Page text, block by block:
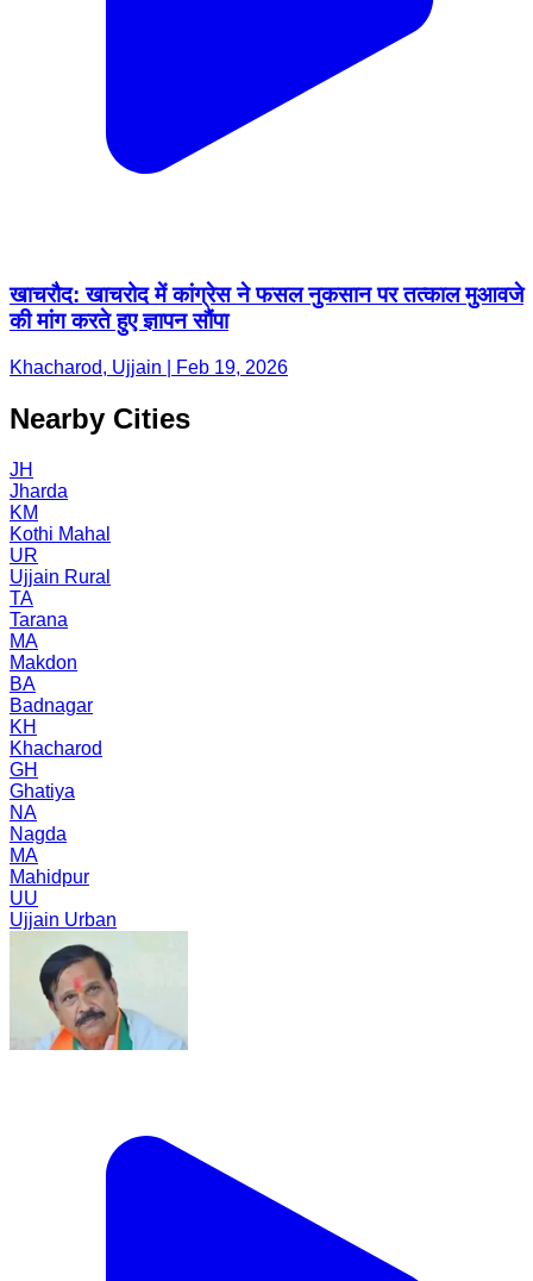
खाचरौद: खाचरोद में कांग्रेस ने फसल नुकसान पर तत्काल मुआवजे
की मांग करते हुए ज्ञापन सौंपा
Khacharod, Ujjain | Feb 19, 2026
Nearby Cities
JH
Jharda
KM
Kothi Mahal
UR
Ujjain Rural
TA
Tarana
MA
Makdon
BA
Badnagar
KH
Khacharod
GH
Ghatiya
NA
Nagda
MA
Mahidpur
UU
Ujjain Urban